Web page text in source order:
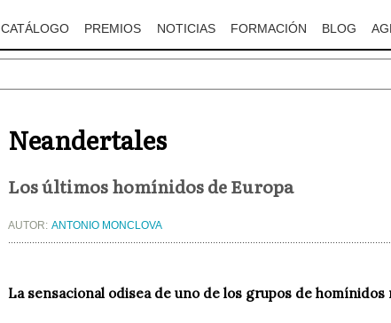
CATÁLOGO PREMIOS NOTICIAS FORMACIÓN BLOG
Neandertales
Los últimos homínidos de Europa
AUTOR: ANTONIO MONCLOVA
La sensacional odisea de uno de los grupos de